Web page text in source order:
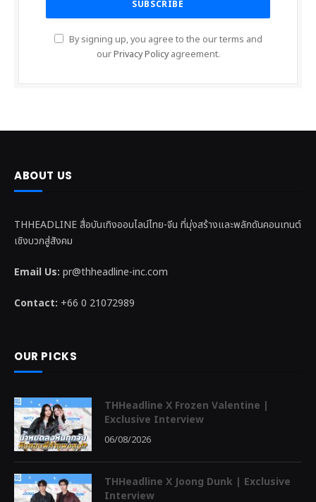
By signing up, you agree to the our terms and
ourPrivacy Policyagreement.
ABOUT US
THHEADLINE สื่อบันเทิงออนไลน์ไทย-จีน ที่มุ่งสร้างและพลักดันคอนเทนต์
เชิงบวกสู่สังคม
Email Us: pr@thheadline-inc.com
Contact: +66 0 21072989
OUR PICKS
THHeadline X Frozen Valentine |
Exclusive Interview
06/08/2026
THHeadline X Joong Dunk | Exclusive
Interview